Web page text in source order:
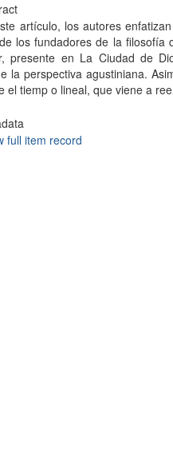
artículo, los autores
los fundadores de la filosofía
presente en La Ciudad de
la perspectiva agustiniana.
el tiemp o lineal, que viene a
full item record